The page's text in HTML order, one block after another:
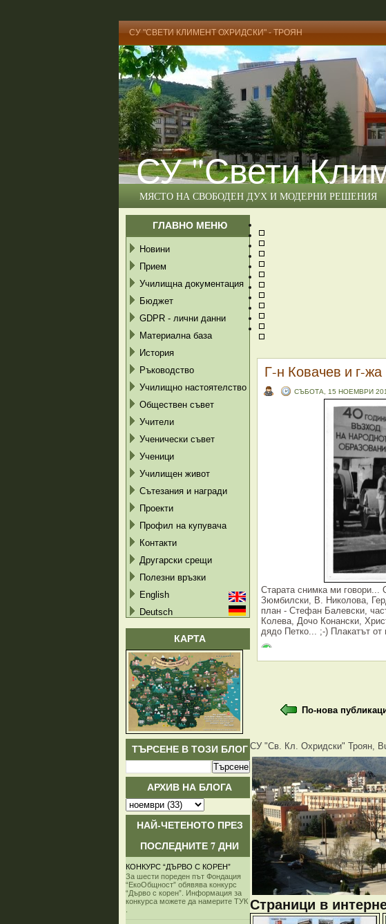
СУ "СВЕТИ КЛИМЕНТ ОХРИДСКИ" - ТРОЯН
СУ "Свети
МЯСТО НА СВОБОДЕН ДУХ И МОДЕРНИ РЕШЕНИЯ
ГЛАВНО МЕНЮ
Новини
Прием
Училищна документация
Бюджет
GDPR - лични данни
Материална база
История
Ръководство
Училищно настоятелство
Обществен съвет
Учители
Ученически съвет
Ученици
Училищен живот
Сътезания и награди
Проекти
Профил на купувача
Контакти
Другарски срещи
Полезни връзки
English
Deutsch
КАРТА
ТЪРСЕНЕ В ТОЗИ БЛОГ
АРХИВ НА БЛОГА
НАЙ-ЧЕТЕНОТО ПРЕЗ
ПОСЛЕДНИТЕ 7 ДНИ
КОНКУРС “ДЪРВО С КОРЕН”
За шести пореден път Фондация
“ЕкоОбщност” обявява конкурс
“Дърво с корен”. Информация за
конкурса можете да намерите ТУК
Г-н Ковачев и г-
СЪБОТА, 15 НОЕМВРИ
Старата снимка ми говори...
Зюмбилски, В. Николова,
план - Стефан Балевски,
Колева, Дочо Конански,
дядо Петко... ;-) Плакатът
По-нова
СУ "Св. Кл. Охридски" Троян,
Страници в